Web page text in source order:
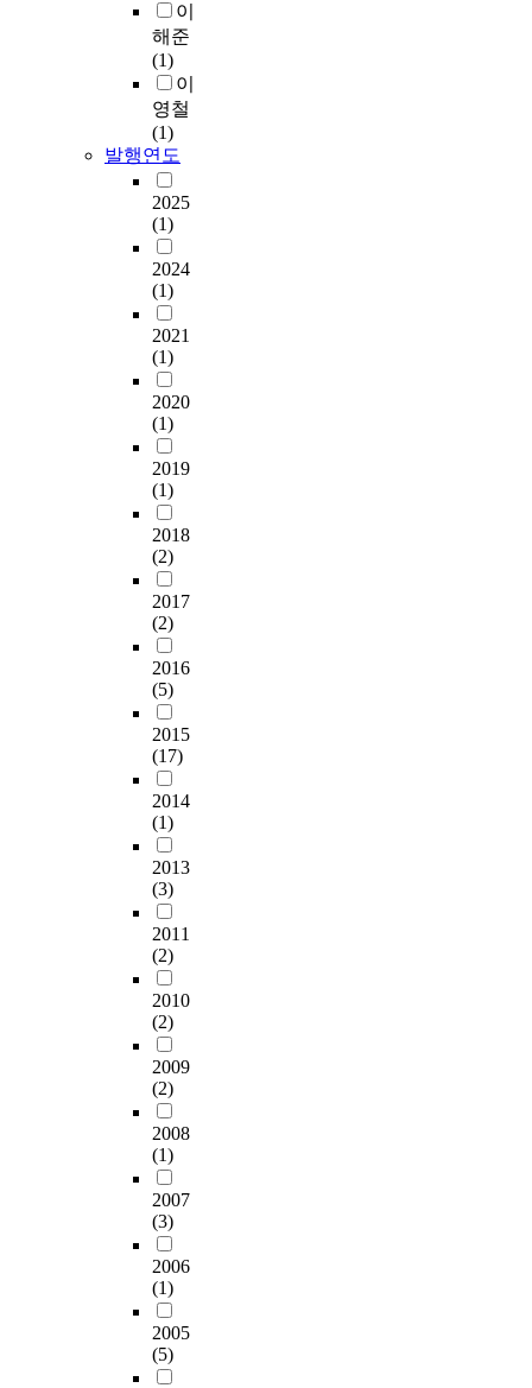
이
해준
(1)
이
영철
(1)
발행연도
2025
(1)
2024
(1)
2021
(1)
2020
(1)
2019
(1)
2018
(2)
2017
(2)
2016
(5)
2015
(17)
2014
(1)
2013
(3)
2011
(2)
2010
(2)
2009
(2)
2008
(1)
2007
(3)
2006
(1)
2005
(5)